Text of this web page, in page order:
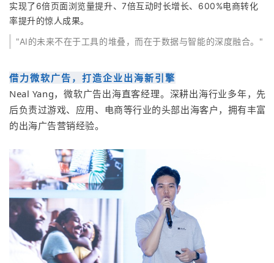
实现了6倍页面浏览量提升、7倍互动时长增长、600%电商转化
率提升的惊人成果。
"AI的未来不在于工具的堆叠，而在于数据与智能的深度融合。"
借力微软广告，打造企业出海新引擎
Neal Yang，微软广告出海直客经理。深耕出海行业多年，先
后负责过游戏、应用、电商等行业的头部出海客户，拥有丰富
的出海广告营销经验。